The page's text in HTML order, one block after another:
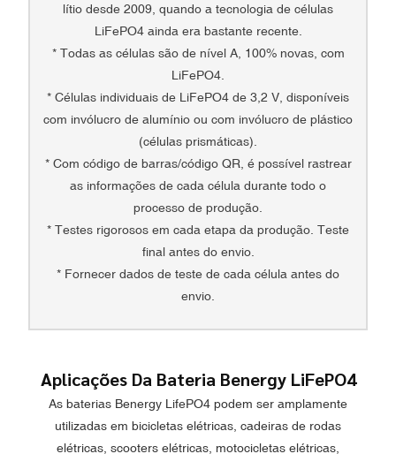
lítio desde 2009, quando a tecnologia de células
LiFePO4 ainda era bastante recente.
* Todas as células são de nível A, 100% novas, com
LiFePO4.
* Células individuais de LiFePO4 de 3,2 V, disponíveis
com invólucro de alumínio ou com invólucro de plástico
(células prismáticas).
* Com código de barras/código QR, é possível rastrear
as informações de cada célula durante todo o
processo de produção.
* Testes rigorosos em cada etapa da produção. Teste
final antes do envio.
* Fornecer dados de teste de cada célula antes do
envio.
Aplicações Da Bateria Benergy LiFePO4
As baterias Benergy LifePO4 podem ser amplamente
utilizadas em bicicletas elétricas, cadeiras de rodas
elétricas, scooters elétricas, motocicletas elétricas,